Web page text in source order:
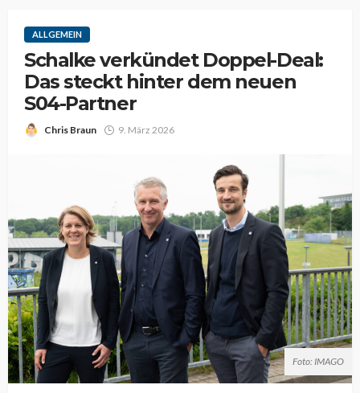
ALLGEMEIN
Schalke verkündet Doppel-Deal:
Das steckt hinter dem neuen
S04-Partner
Chris Braun 9. März 2026
Foto: IMAGO